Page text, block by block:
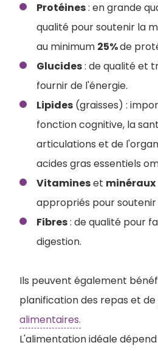
Protéines: en grande
qualité pour soutenir la
au minimum 25%de
Glucides: de qualité et
fournir de l'énergie.
Lipides (graisses) :
fonction cognitive, la
articulations et de
acides gras essentiels
Vitamineset minéraux
appropriés pour soutenir
Fibres: de qualité pour
digestion.
Ils peuvent également
planification des repas et de
alimentaires.
L'alimentation idéale